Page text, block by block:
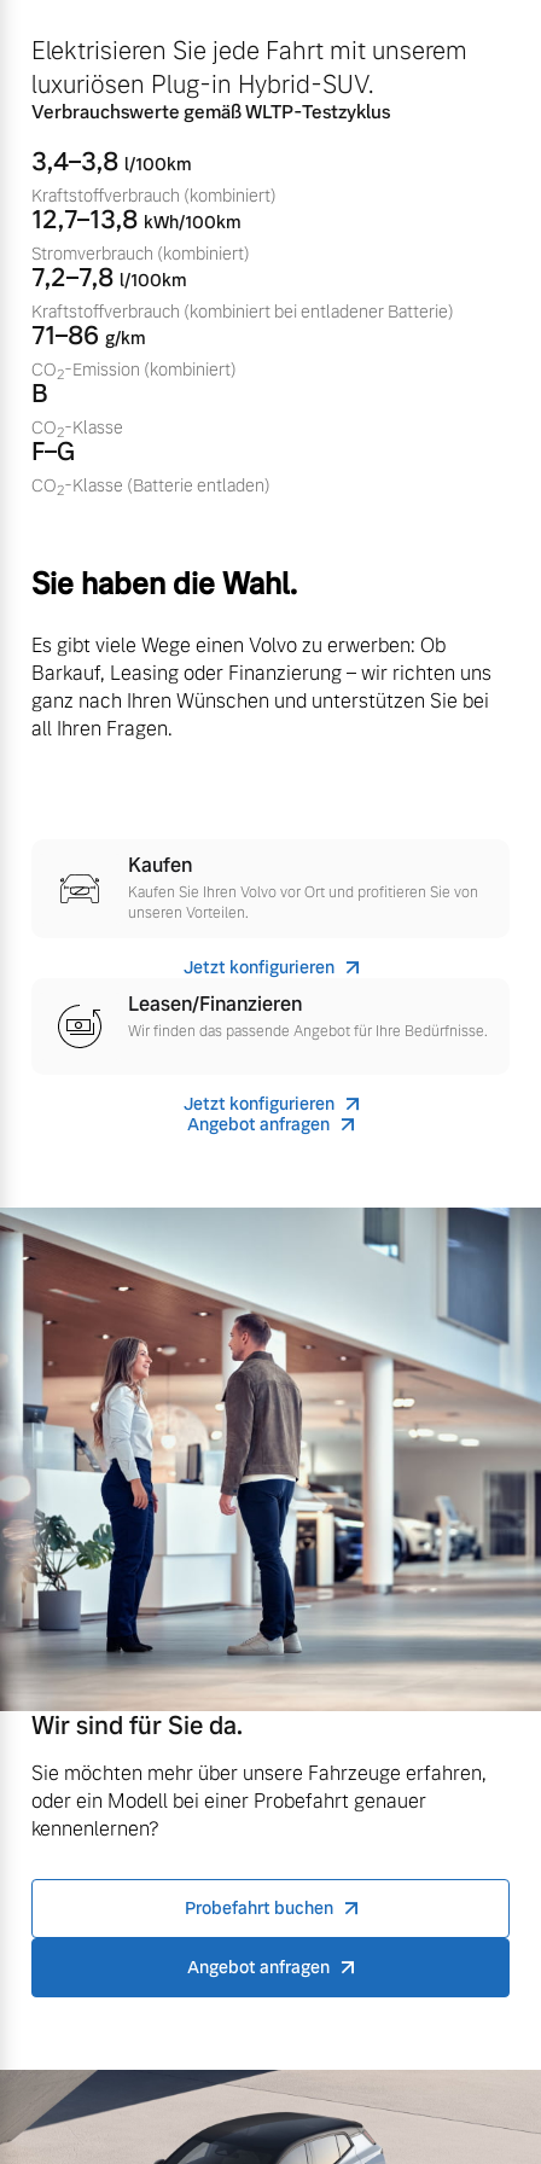
Fahrzeug konfigurieren
Sofort verfügbare Fahrzeuge
Volvo Selekt
Mehr erfahren
Editionsmodelle
Mehr erfahren
Sommer Kompletträder.
Bitte sprechen Sie uns
direkt an.
Entdecken Sie unsere
Mehr erfahren
Versicherung
Elektrisieren Sie jede Fahrt mit unserem
luxuriösen Plug-in Hybrid-SUV.
Verbrauchswerte gemäß WLTP-Testzyklus
3,4–3,8 l/100km
Kraftstoffverbrauch (kombiniert)
12,7–13,8 kWh/100km
Stromverbrauch (kombiniert)
7,2–7,8 l/100km
Kraftstoffverbrauch (kombiniert bei entladener Batterie)
71–86 g/km
CO2-Emission (kombiniert)
B
CO2-Klasse
F–G
CO2-Klasse (Batterie entladen)
Sie haben die Wahl.
Es gibt viele Wege einen Volvo zu erwerben: Ob
Barkauf, Leasing oder Finanzierung – wir richten uns
ganz nach Ihren Wünschen und unterstützen Sie bei
all Ihren Fragen.
Kaufen
Kaufen Sie Ihren Volvo vor Ort und profitieren Sie von
unseren Vorteilen.
Jetzt konfigurieren
Leasen/Finanzieren
Wir finden das passende Angebot für Ihre Bedürfnisse.
Jetzt konfigurieren
Angebot anfragen
Wir sind für Sie da.
Sie möchten mehr über unsere Fahrzeuge erfahren,
oder ein Modell bei einer Probefahrt genauer
kennenlernen?
Probefahrt buchen
Angebot anfragen